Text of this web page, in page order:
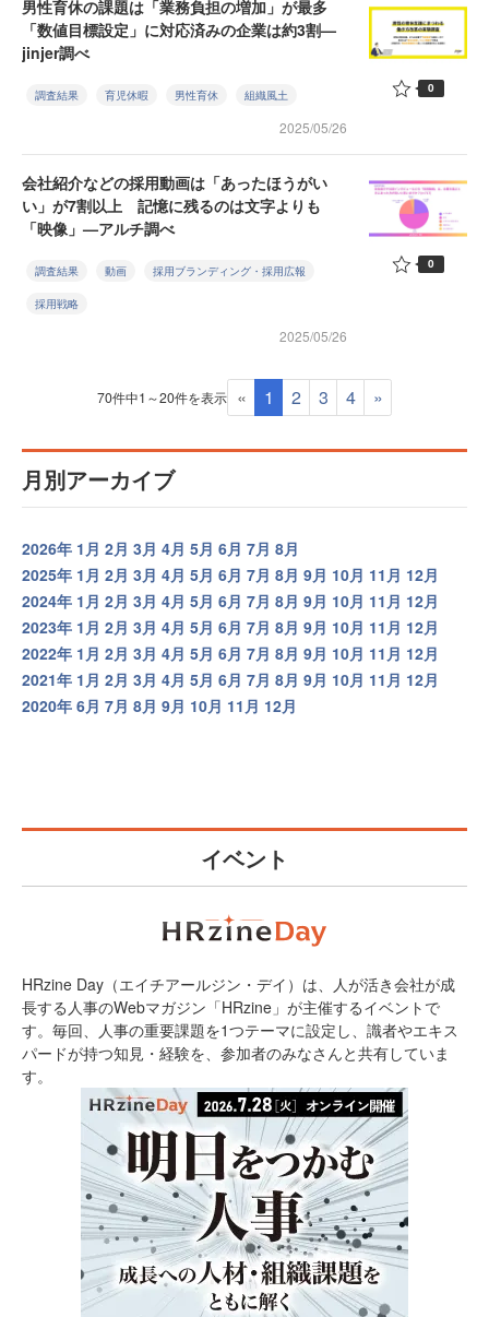
男性育休の課題は「業務負担の増加」が最多
「数値目標設定」に対応済みの企業は約3割—
jinjer調べ
調査結果 育児休暇 男性育休 組織風土
2025/05/26
0
会社紹介などの採用動画は「あったほうがい
い」が7割以上 記憶に残るのは文字よりも
「映像」—アルチ調べ
調査結果 動画 採用ブランディング・採用広報
採用戦略
2025/05/26
0
70件中1～20件を表示 « 1 2 3 4 »
月別アーカイブ
2026年 1月 2月 3月 4月 5月 6月 7月 8月
2025年 1月 2月 3月 4月 5月 6月 7月 8月 9月 10月 11月 12月
2024年 1月 2月 3月 4月 5月 6月 7月 8月 9月 10月 11月 12月
2023年 1月 2月 3月 4月 5月 6月 7月 8月 9月 10月 11月 12月
2022年 1月 2月 3月 4月 5月 6月 7月 8月 9月 10月 11月 12月
2021年 1月 2月 3月 4月 5月 6月 7月 8月 9月 10月 11月 12月
2020年 6月 7月 8月 9月 10月 11月 12月
イベント
HRzine Day（エイチアールジン・デイ）は、人が活き会社が成
長する人事のWebマガジン「HRzine」が主催するイベントで
す。毎回、人事の重要課題を1つテーマに設定し、識者やエキス
パードが持つ知見・経験を、参加者のみなさんと共有していま
す。